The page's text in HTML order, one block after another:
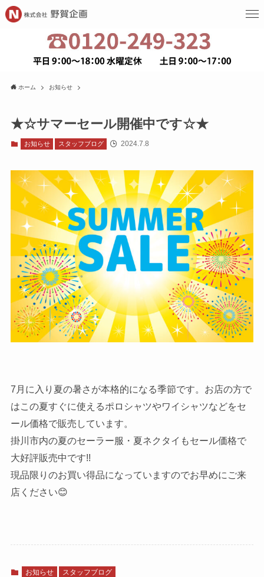
ホーム お知らせ
★☆サマーセール開催中です☆★
お知らせ スタッフブログ 2024.7.8
7月に入り夏の暑さが本格的になる季節です。お店の方で
はこの夏すぐに使えるポロシャツやワイシャツなどをセ
ール価格で販売しています。
掛川市内の夏のセーラー服・夏ネクタイもセール価格で
大好評販売中です!!
現品限りのお買い得品になっていますのでお早めにご来
店ください😊
お知らせ スタッフブログ